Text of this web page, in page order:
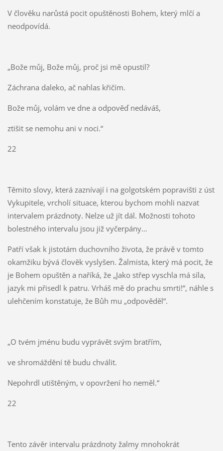
V člověku narůstá pocit opuštěnosti Bohem, který mlčí a
neodpovídá.
„Bože můj, Bože můj, proč jsi mě opustil?
Záchrana daleko, ač nahlas křičím.
Bože můj, volám ve dne a odpověď nedáváš,
ztišit se nemohu ani v noci.“
22
Těmito slovy, která zaznívají i na golgotském popravišti z úst
Vykupitele, vrcholí situace, kterou bychom mohli nazvat
intervalem prázdnoty. Nelze už jít dál. Možnosti tohoto
bolestného intervalu jsou již vyčerpány…
Patří však k jistotám duchovního života, že právě v tomto
okamžiku bývá člověk vyslyšen. Žalmista, který má pocit, že
je Bohem opuštěn a naříká, že „Jako střep vyschla má síla,
jazyk mi přisedl k patru. Vrháš mě do prachu smrti!“, náhle s
ulehčením konstatuje, že Bůh mu „odpověděl“.
„O tvém jménu budu vyprávět svým bratřím,
ve shromáždění tě budu chválit.
Nepohrdl utištěným, v opovržení ho neměl.“
22
Tento závěr intervalu prázdnoty žalmy mnohokrát